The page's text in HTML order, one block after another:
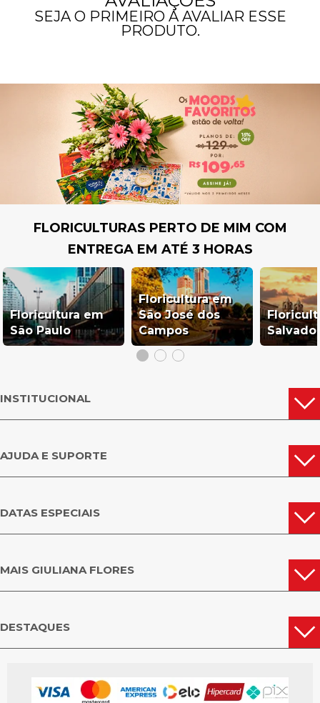
SEJA O PRIMEIRO A AVALIAR ESSE
PRODUTO.
FLORICULTURAS PERTO DE MIM COM
ENTREGA EM ATÉ 3 HORAS
Floricultura em
São Paulo
Floricultura em
São José dos
Campos
INSTITUCIONAL
AJUDA E SUPORTE
DATAS ESPECIAIS
MAIS GIULIANA FLORES
DESTAQUES